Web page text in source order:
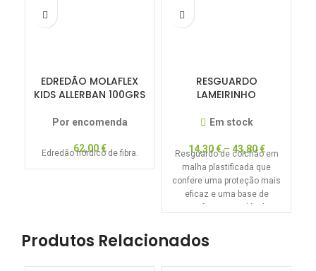
EDREDÃO MOLAFLEX
KIDS ALLERBAN 100GRS
Por encomenda
62,00€
Edredão nórdico de fibra.
RESGUARDO
LAMEIRINHO
TRANSPIRÁVEL
Em stock
14,30€– 43,80€
Resguardo de colchão em
malha plastificada que
confere uma proteção mais
eficaz e uma base de
Produtos Relacionados